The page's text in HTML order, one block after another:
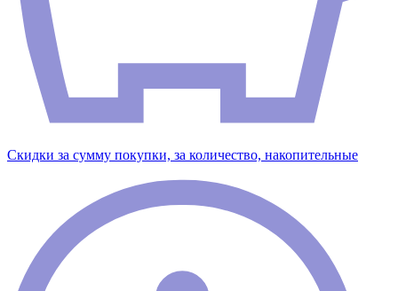
Скидки за сумму покупки, за количество, накопительные